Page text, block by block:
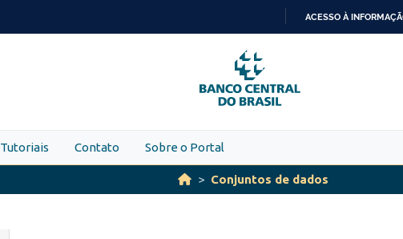
PARA
O
CONTEÚDO
ACESSO À
Tutoriais Contato Sobre o Portal
Conjuntos de dados